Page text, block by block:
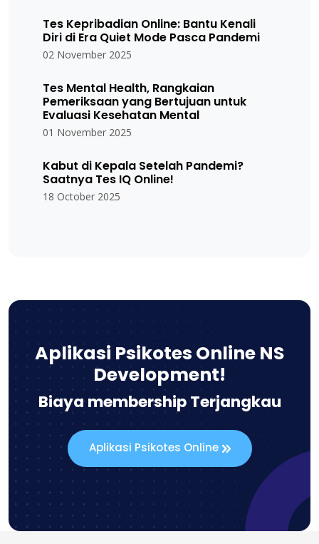
Tes Kepribadian Online: Bantu Kenali
Diri di Era Quiet Mode Pasca Pandemi
02 November 2025
Tes Mental Health, Rangkaian
Pemeriksaan yang Bertujuan untuk
Evaluasi Kesehatan Mental
01 November 2025
Kabut di Kepala Setelah Pandemi?
Saatnya Tes IQ Online!
18 October 2025
Aplikasi Psikotes Online NS
Development!
Biaya membership Terjangkau
Aplikasi Psikotes Online